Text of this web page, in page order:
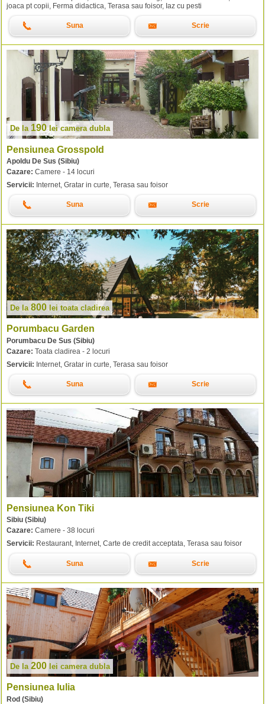
joaca pt copii, Ferma didactica, Terasa sau foisor, Iaz cu pesti
Suna Scrie
De la 190leicamera dubla
Pensiunea Grosspold
Apoldu De Sus (Sibiu)
Cazare: Camere - 14 locuri
Servicii: Internet, Gratar in curte, Terasa sau foisor
Suna Scrie
De la800 lei toata cladirea
Porumbacu Garden
Porumbacu De Sus (Sibiu)
Cazare: Toata cladirea - 2 locuri
Servicii: Internet, Gratar in curte, Terasa sau foisor
Suna Scrie
Pensiunea Kon Tiki
Sibiu (Sibiu)
Cazare: Camere - 38 locuri
Servicii: Restaurant, Internet, Carte de credit acceptata, Terasa sau foisor
Suna Scrie
De la 200 lei camera dubla
Pensiunea Iulia
Rod (Sibiu)